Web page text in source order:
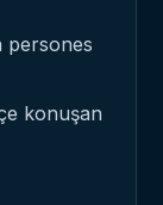
persones
konuşan